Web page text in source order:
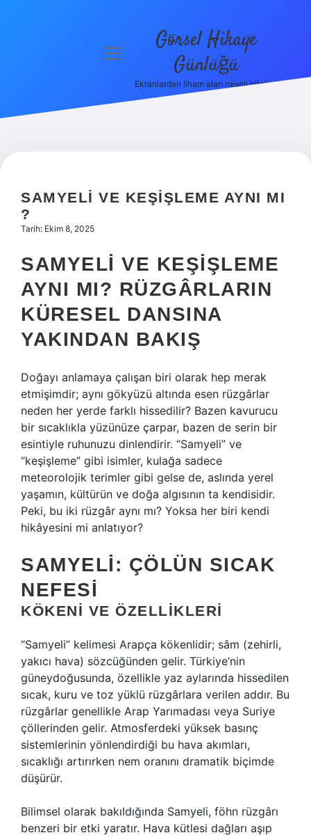
menüyü
Görsel Hikaye
Günlüğü
Ekranlardan ilham alan neşeli bilgiler!
SAMYELI VE KEŞIŞLEME AYNI MI
?
Tarih: Ekim 8, 2025
SAMYELI VE KEŞIŞLEME
AYNI MI? RÜZGÂRLARIN
KÜRESEL DANSINA
YAKINDAN BAKIŞ
Doğayı anlamaya çalışan biri olarak hep merak
etmişimdir; aynı gökyüzü altında esen rüzgârlar
neden her yerde farklı hissedilir? Bazen kavurucu
bir sıcaklıkla yüzünüze çarpar, bazen de serin bir
esintiyle ruhunuzu dinlendirir. “Samyeli” ve
“keşişleme” gibi isimler, kulağa sadece
meteorolojik terimler gibi gelse de, aslında yerel
yaşamın, kültürün ve doğa algısının ta kendisidir.
Peki, bu iki rüzgâr aynı mı? Yoksa her biri kendi
hikâyesini mi anlatıyor?
SAMYELI: ÇÖLÜN SICAK
NEFESI
KÖKENI VE ÖZELLIKLERI
“Samyeli” kelimesi Arapça kökenlidir; sâm (zehirli,
yakıcı hava) sözcüğünden gelir. Türkiye’nin
güneydoğusunda, özellikle yaz aylarında hissedilen
sıcak, kuru ve toz yüklü rüzgârlara verilen addır. Bu
rüzgârlar genellikle Arap Yarımadası veya Suriye
çöllerinden gelir. Atmosferdeki yüksek basınç
sistemlerinin yönlendirdiği bu hava akımları,
sıcaklığı artırırken nem oranını dramatik biçimde
düşürür.
Bilimsel olarak bakıldığında Samyeli, föhn rüzgârı
benzeri bir etki yaratır. Hava kütlesi dağları aşıp